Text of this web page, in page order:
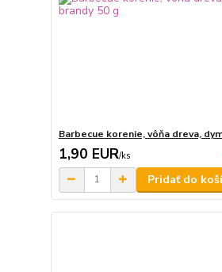
Barbecue korenie, vôňa dreva,
1,90 EUR/ks
Pridať do